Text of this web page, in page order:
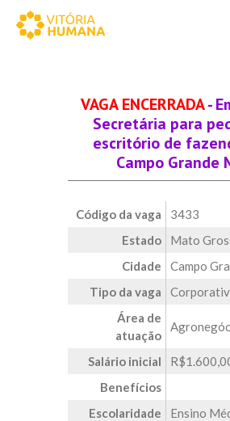
VAGA ENCERRADA-
Secretária para
escritório de
Campo Grande
Código da vaga
3433
Estado
Mato
Cidade
Campo
Tipo da vaga
Área de
atuação
Salário inicial
Benefícios
Escolaridade
Ensino